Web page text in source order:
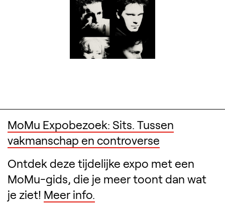
MoMu Expobezoek: Sits. Tussen
vakmanschap en controverse
Ontdek deze tijdelijke expo met een
MoMu-gids, die je meer toont dan wat
je ziet! Meer info.